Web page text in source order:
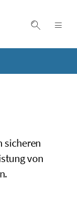
Suche
sicheren
von